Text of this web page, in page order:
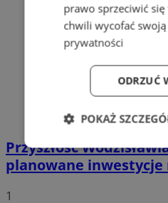
Przyszłość
planowane inwestycje
1
prawo sprzeciwić
chwili wycofać
prywatności
ODRZUĆ
POKAŻ
Niezbędne